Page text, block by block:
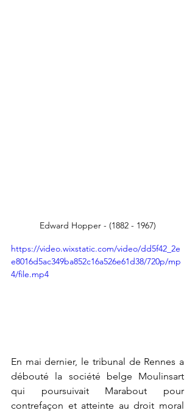
Edward Hopper - (1882 - 1967)
https://video.wixstatic.com/video/dd5f42_2e
e8016d5ac349ba852c16a526e61d38/720p/mp
4/file.mp4
En mai dernier, le tribunal de Rennes a
débouté la société belge Moulinsart
qui poursuivait Marabout pour
contrefaçon et atteinte au droit moral